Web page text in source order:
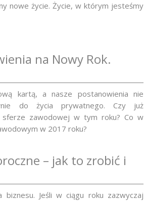
nowe życie. Życie, w którym jesteśmy
na Nowy Rok.
kartą, a nasze postanowienia nie
do życia prywatnego. Czy już
sferze zawodowej w tym roku? Co w
w 2017 roku?
– jak to zrobić i
biznesu. Jeśli w ciągu roku zazwyczaj